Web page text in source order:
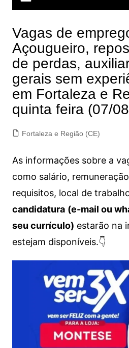
Vagas de
Açougueiro,
de perdas,
gerais sem
em Fortaleza e
quinta feira (07/
Fortaleza e Região (CE)
As informações sobre a
como salário,
requisitos, local de
candidatura (e-mail ou
seu currículo) estarão na
estejam disponíveis.👇